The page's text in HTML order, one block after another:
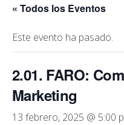
« Todos los Eventos
Este evento ha pasado.
2.01. FARO:
Marketing
13 febrero, 2025 @ 5:00